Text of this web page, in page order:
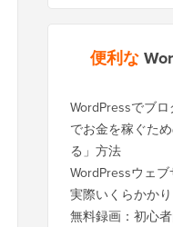
便利な
WordPressでブ
でお金を稼ぐた
る」方法
WordPressウェ
実際いくらかか
無料録画：初心